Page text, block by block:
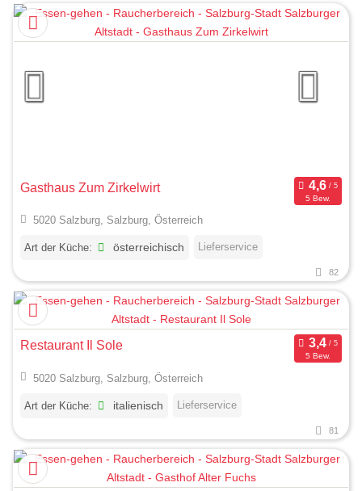
Gasthaus Zum Zirkelwirt
5 Bew.
5020 Salzburg, Salzburg, Österreich
Art der Küche: österreichisch Lieferservice
82
Restaurant Il Sole
5 Bew.
5020 Salzburg, Salzburg, Österreich
Art der Küche: italienisch Lieferservice
81